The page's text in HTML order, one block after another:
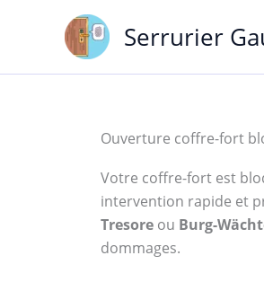
Serrurier
Ouverture coffre-fort
Votre coffre-fort est
intervention rapide et
Tresore ou Burg-
dommages.